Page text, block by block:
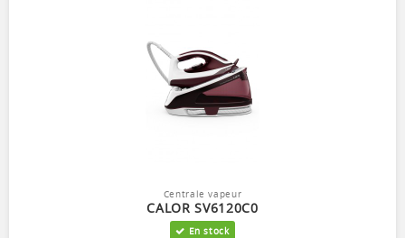
Centrale vapeur
CALOR SV6120C0
En stock